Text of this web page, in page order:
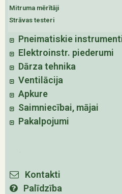
Mitruma mērītāji
Strāvas testeri
Pneimatiskie
Elektroinstr. piederumi
Dārza tehnika
Ventilācija
Apkure
Saimniecībai, mājai
Pakalpojumi
Kontakti
Palīdzība